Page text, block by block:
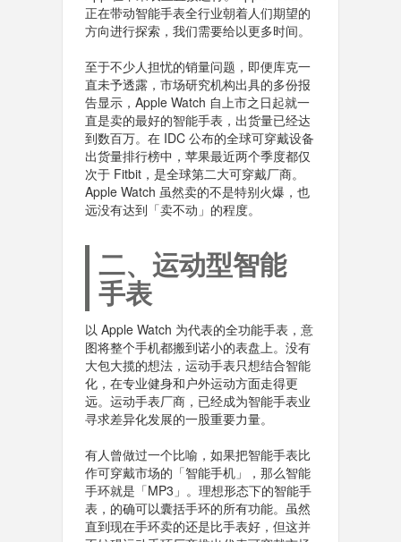
正在带动智能手表全行业朝着人们期望的
方向进行探索，我们需要给以更多时间。
至于不少人担忧的销量问题，即便库克一
直未予透露，市场研究机构出具的多份报
告显示，Apple Watch 自上市之日起就一
直是卖的最好的智能手表，出货量已经达
到数百万。在 IDC 公布的全球可穿戴设备
出货量排行榜中，苹果最近两个季度都仅
次于 Fitbit，是全球第二大可穿戴厂商。
Apple Watch 虽然卖的不是特别火爆，也
远没有达到「卖不动」的程度。
二、运动型智能
手表
以 Apple Watch 为代表的全功能手表，意
图将整个手机都搬到诺小的表盘上。没有
大包大揽的想法，运动手表只想结合智能
化，在专业健身和户外运动方面走得更
远。运动手表厂商，已经成为智能手表业
寻求差异化发展的一股重要力量。
有人曾做过一个比喻，如果把智能手表比
作可穿戴市场的「智能手机」，那么智能
手环就是「MP3」。理想形态下的智能手
表，的确可以囊括手环的所有功能。虽然
直到现在手环卖的还是比手表好，但这并